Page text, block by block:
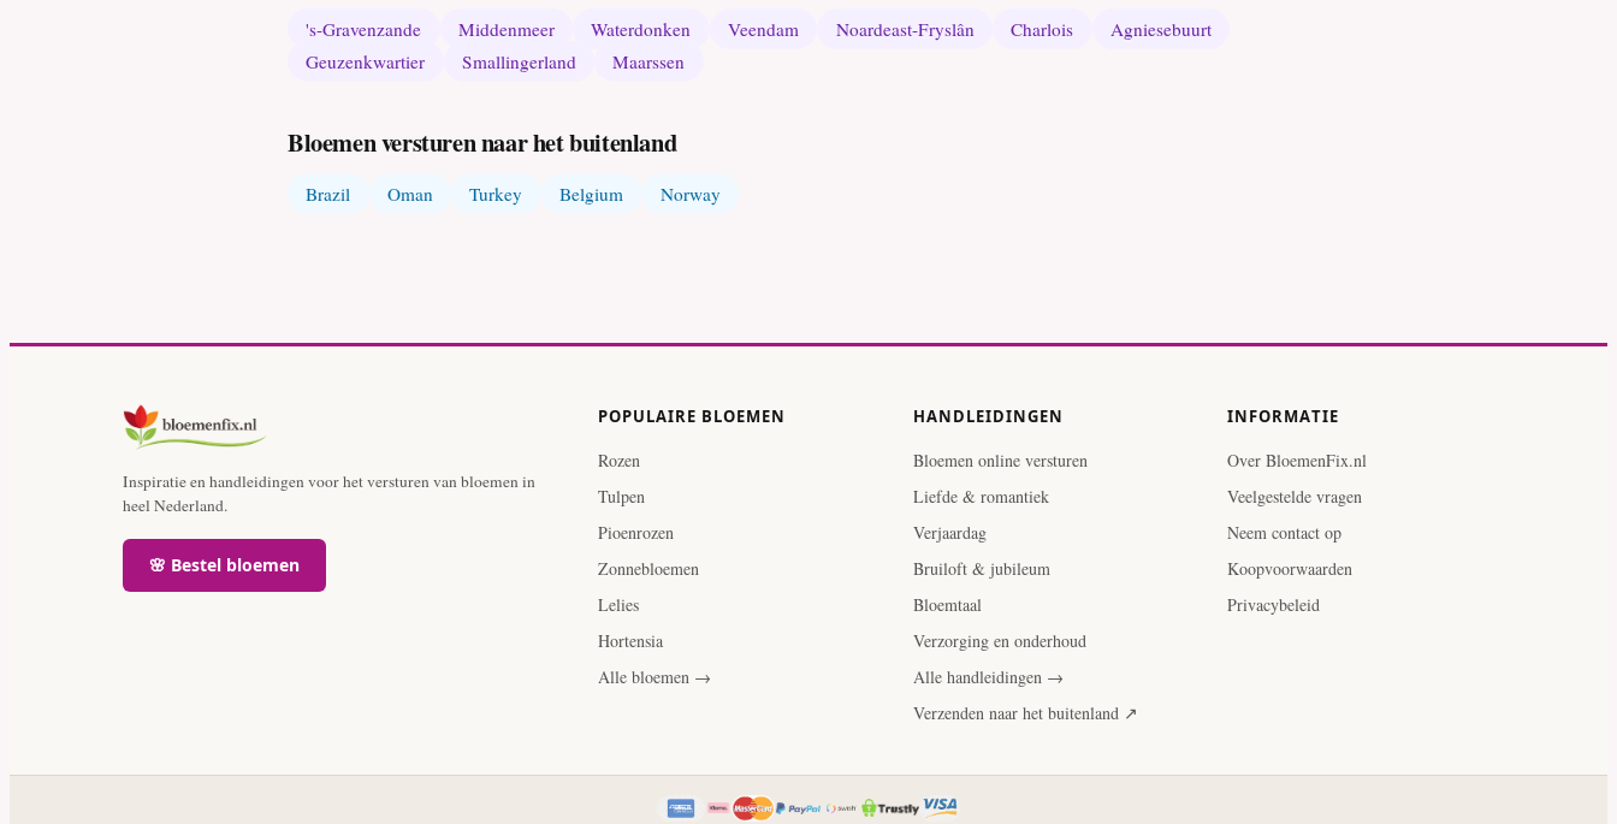
's-Gravenzande Middenmeer Waterdonken Veendam Noardeast-Fryslân Charlois
Agniesebuurt
Geuzenkwartier
Smallingerland Maarssen
Bloemen versturen naar het buitenland
Brazil Oman Turkey Belgium Norway
Inspiratie en handleidingen voor het versturen van bloemen in
heel Nederland.
🌸 Bestel bloemen
POPULAIRE BLOEMEN
Rozen
Tulpen
Pioenrozen
Zonnebloemen
Lelies
Hortensia
Alle bloemen →
HANDLEIDINGEN
Bloemen online versturen
Liefde & romantiek
Verjaardag
Bruiloft & jubileum
Bloemtaal
Verzorging en onderhoud
Alle handleidingen →
Verzenden naar het buitenland ↗
INFORMATIE
Over BloemenFix.nl
Veelgestelde vragen
Neem contact op
Koopvoorwaarden
Privacybeleid